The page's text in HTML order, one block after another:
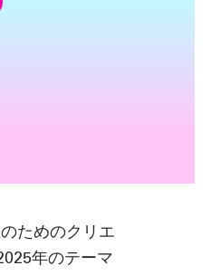
ためのクリエ
年のテーマ